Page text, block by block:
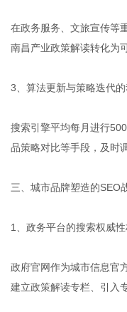
在政务服务、文旅宣传等
南昌产业政策解读转化为
3、算法更新与策略迭代
搜索引擎平均每月进行
品策略对比等手段，及时
三、城市品牌塑造的SEO
1、政务平台的搜索权威
政府官网作为城市信息官
建立政策解读专栏、引入